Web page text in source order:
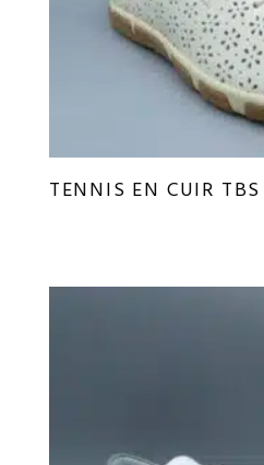
TENNIS EN CUIR